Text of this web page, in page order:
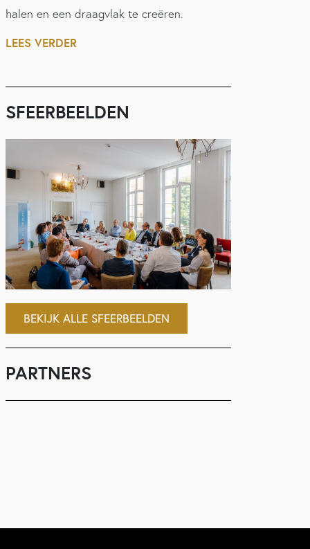
halen en een draagvlak te creëren.
LEES VERDER
SFEERBEELDEN
BEKIJK ALLE SFEERBEELDEN
PARTNERS